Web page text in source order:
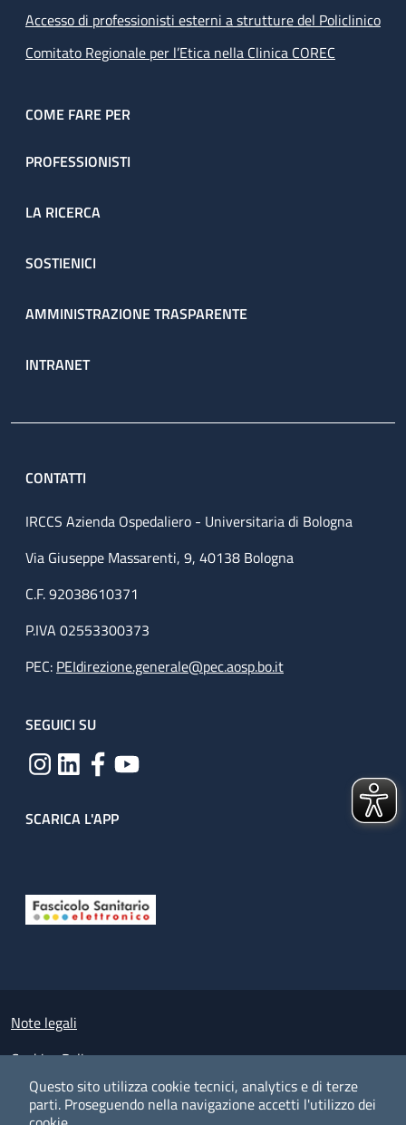
Questo sito utilizza cookie tecnici, analytics e di terze
parti. Proseguendo nella navigazione accetti l'utilizzo dei
Accesso di professionisti esterni a strutture del Policlinico
Comitato Regionale per l’Etica nella Clinica COREC
COME FARE PER
PROFESSIONISTI
LA RICERCA
SOSTIENICI
AMMINISTRAZIONE TRASPARENTE
INTRANET
CONTATTI
IRCCS Azienda Ospedaliero - Universitaria di Bologna
Via Giuseppe Massarenti, 9, 40138 Bologna
C.F. 92038610371
P.IVA 02553300373
PEC: PEIdirezione.generale@pec.aosp.bo.it
SEGUICI SU
SCARICA L'APP
Small prints
Note legali
Cookies Policy
Policy privacy e protezione del dato personale